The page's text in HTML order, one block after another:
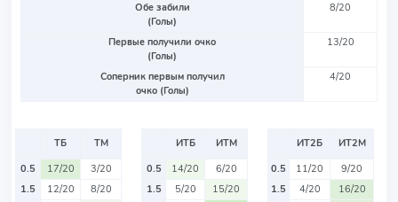
Обе забили
(Голы)
8/20
Первые получили очко
(Голы)
13/20
Соперник первым получил
очко (Голы)
4/20
ТБ
ТМ
0.5
17/20
3/20
1.5
12/20
8/20
ИТБ
ИТМ
0.5
14/20
6/20
1.5
5/20
15/20
ИТ2Б
ИТ2М
0.5
11/20
9/20
1.5
4/20
16/20